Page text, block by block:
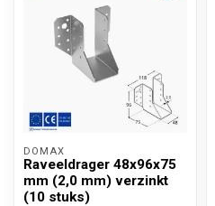
DOMAX
Raveeldrager 48x96x75
mm (2,0 mm) verzinkt
(10 stuks)